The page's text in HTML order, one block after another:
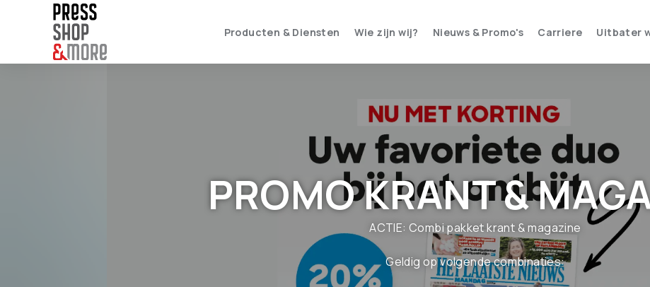
Producten & Diensten Wie zijn wij? Nieuws & Promo's Carriere Uitbater
PROMO KRANT &
ACTIE: Combi pakket krant & magazine
Geldig op volgende combinaties: